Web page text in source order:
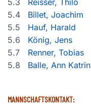
5.3
Reisser, Thilo
5.4
Billet, Joachim
5.5 Hauf, Harald
5.6
König, Jens
5.7
Renner, Tobias
5.8
Balle, Ann Katrin
MANNSCHAFTSKONTAKT: